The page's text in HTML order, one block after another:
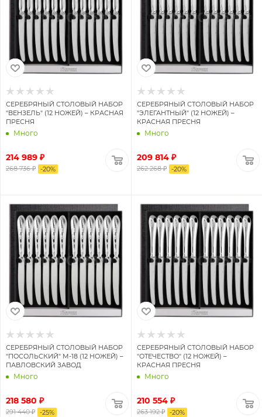
СЕРЕБРЯНЫЙ СТОЛОВЫЙ НАБОР
"ВЕНЗЕЛЬ" (12 НОЖЕЙ) – КРАСНАЯ
ПРЕСНЯ
Много
214 989 ₽
268 736 ₽ -20%
СЕРЕБРЯНЫЙ СТОЛОВЫЙ НАБОР
"ЭЛЕГАНТНЫЙ" (12 НОЖЕЙ) –
КРАСНАЯ ПРЕСНЯ
Много
209 814 ₽
262 268 ₽ -20%
СЕРЕБРЯНЫЙ СТОЛОВЫЙ НАБОР
"ПОСОЛЬСКИЙ" М-18 (12 НОЖЕЙ) –
ПАВЛОВСКИЙ ЗАВОД
Много
218 580 ₽
291 440 ₽ -25%
СЕРЕБРЯНЫЙ СТОЛОВЫЙ НАБОР
"ОТЕЧЕСТВО" (12 НОЖЕЙ) –
КРАСНАЯ ПРЕСНЯ
Много
210 554 ₽
263 192 ₽ -20%